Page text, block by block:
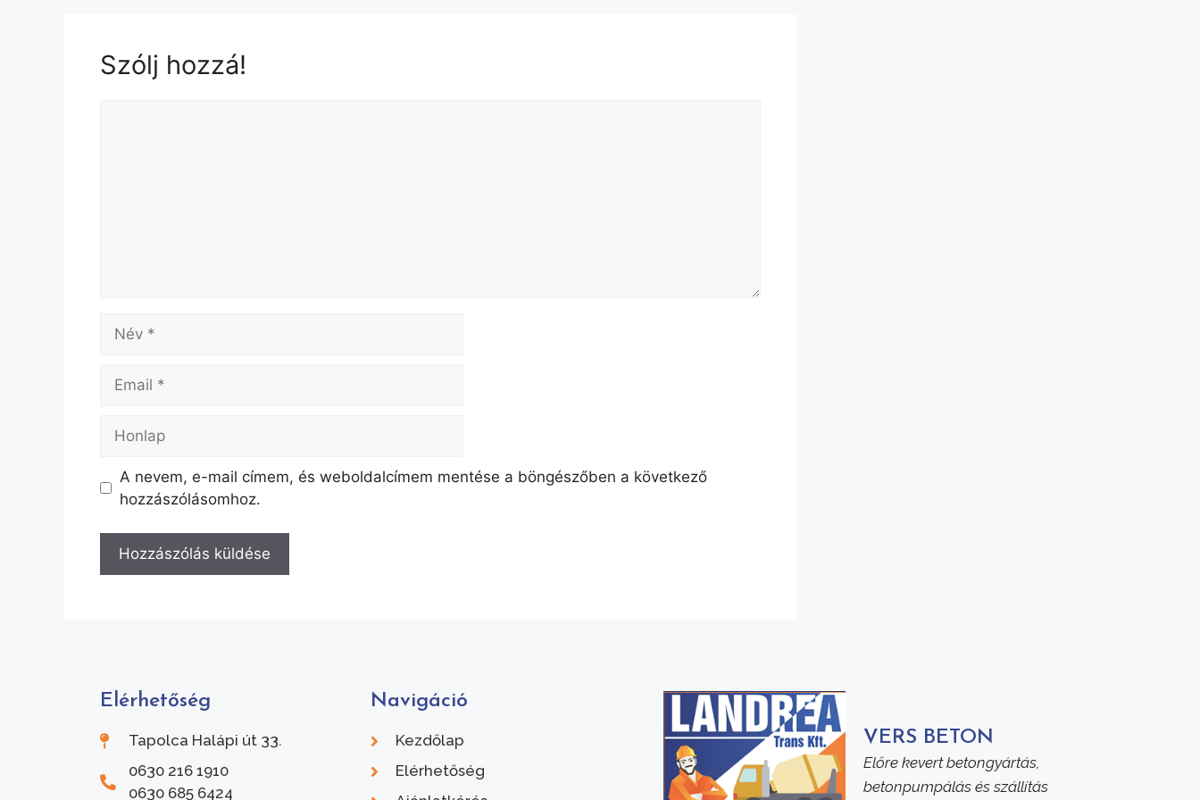
Szólj hozzá!
A nevem, e-mail címem, és weboldalcímem mentése a böngészőben a következő
hozzászólásomhoz.
Elérhetőség
Tapolca Halápi út 33.
0630 216 1910
0630 685 6424
Navigáció
Kezdőlap
Elérhetőség
VERS BETON
Előre kevert betongyártás,
betonpumpálás és szállítás